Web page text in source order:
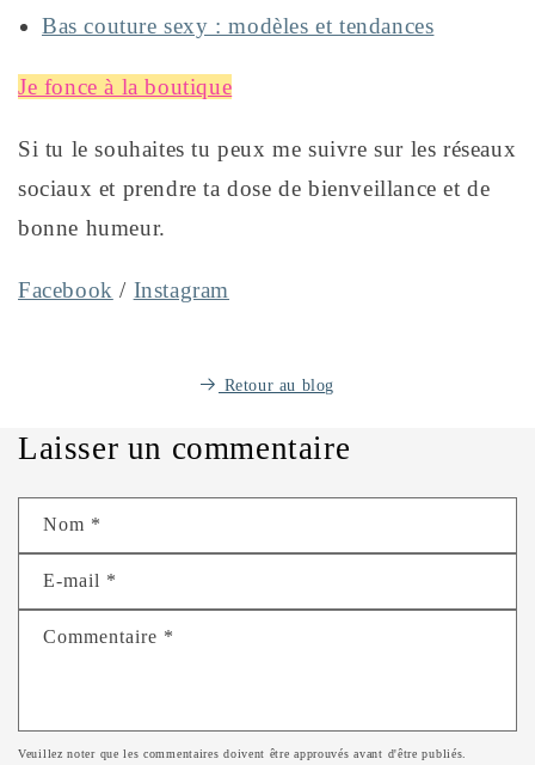
Bas couture sexy : modèles et tendances
Je fonce à la boutique
Si tu le souhaites tu peux me suivre sur les réseaux
sociaux et prendre ta dose de bienveillance et de
bonne humeur.
Facebook / Instagram
Retour au blog
Laisser un commentaire
Nom *
E-mail *
Commentaire *
Veuillez noter que les commentaires doivent être approuvés avant d'être publiés.